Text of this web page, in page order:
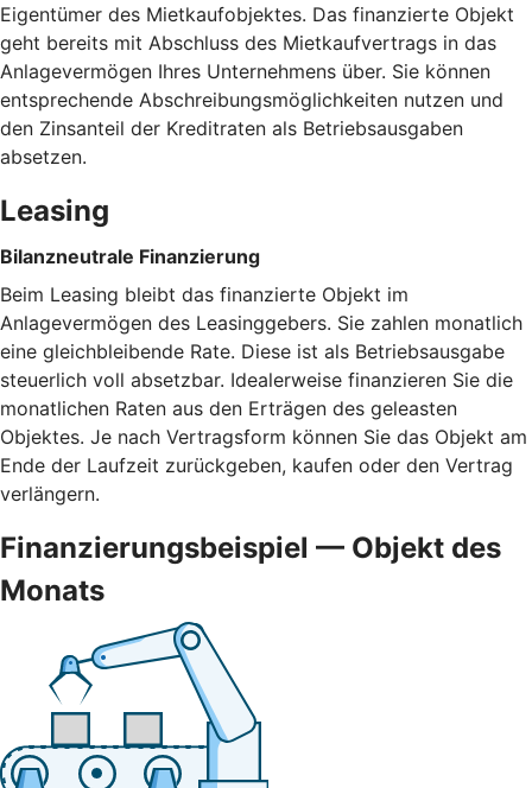
Eigentümer des Mietkaufobjektes. Das finanzierte Objekt
geht bereits mit Abschluss des Mietkaufvertrags in das
Anlagevermögen Ihres Unternehmens über. Sie können
entsprechende Abschreibungsmöglichkeiten nutzen und
den Zinsanteil der Kreditraten als Betriebsausgaben
absetzen.
Leasing
Bilanzneutrale Finanzierung
Beim Leasing bleibt das finanzierte Objekt im
Anlagevermögen des Leasinggebers. Sie zahlen monatlich
eine gleichbleibende Rate. Diese ist als Betriebsausgabe
steuerlich voll absetzbar. Idealerweise finanzieren Sie die
monatlichen Raten aus den Erträgen des geleasten
Objektes. Je nach Vertragsform können Sie das Objekt am
Ende der Laufzeit zurückgeben, kaufen oder den Vertrag
verlängern.
Finanzierungsbeispiel — Objekt des
Monats